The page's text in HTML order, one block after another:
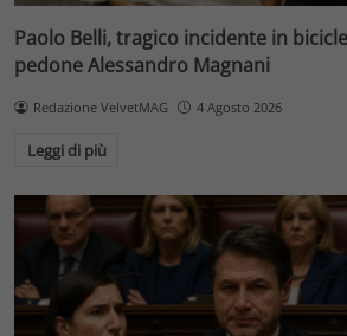
Paolo Belli, tragico incidente in
pedone Alessandro Magnani
Redazione VelvetMAG 4 Agosto 2026
Leggi di più